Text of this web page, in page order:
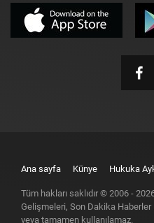
Ana sayfa Künye Hukuka
Tüm hakları saklıdır © 2006 -
Gelişmeleri, Son Dakika Haberler
veya tamamen kullanılamaz.